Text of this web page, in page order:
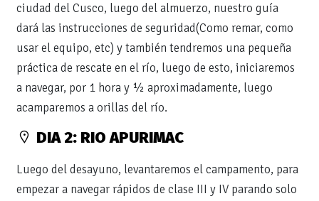
ciudad del Cusco, luego del almuerzo, nuestro guía
dará las instrucciones de seguridad(Como remar, como
usar el equipo, etc) y también tendremos una pequeña
práctica de rescate en el río, luego de esto, iniciaremos
a navegar, por 1 hora y ½ aproximadamente, luego
acamparemos a orillas del río.
DIA 2: RIO APURIMAC
Luego del desayuno, levantaremos el campamento, para
empezar a navegar rápidos de clase III y IV parando solo